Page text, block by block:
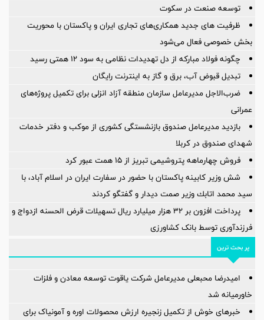
توسعه صنعت در سکوت
ظرفیت های جدید همکاری‌های تجاری ایران و پاکستان با محوریت
بخش خصوصی فعال می‌شود
چگونه فولاد مبارکه از دل تهدیدات نظامی به سود ۱۲ همتی رسید
تبدیل قبوض آب، برق و گاز به اینترنت رایگان
ضرب‌الاجل مدیرعامل سازمان منطقه آزاد انزلی برای تكمیل پروژه‌های
عمرانی
بازدید مدیرعامل صندوق بازنشستگی کشوری از موکب و دفتر خدمات
شهدای صندوق در کربلا
فروش چهارماهه پتروشیمی تبریز از ۱۵ همت عبور کرد
شش وزیر کابینه پاکستان با حضور در سفارت ایران در اسلام آباد، با
سيد محمد اتابك وزير صمت ديدار و گفتگو كردند
پرداخت افزون بر 32 هزار میلیارد ریال تسهیلات قرض الحسنه ازدواج و
فرزندآوری توسط بانک کشاورزی
پر بحث ترین
امیدرضا محبعلی مدیرعامل شرکت یاقوت توسعه معادن و فلزات
خاورمیانه شد
خبرهای خوش از تکمیل زنجیره ارزش محصولات اوره و آمونیاک برای